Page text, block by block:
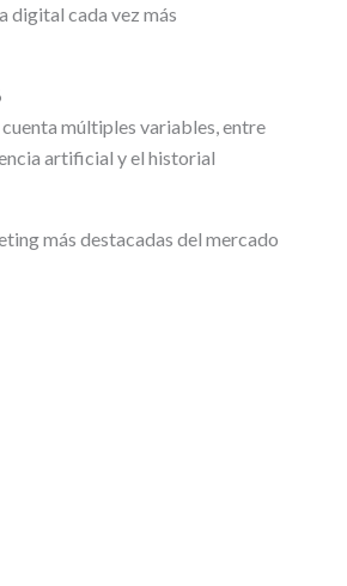
digital cada vez más
múltiples variables, entre
artificial y el historial
más destacadas del mercado